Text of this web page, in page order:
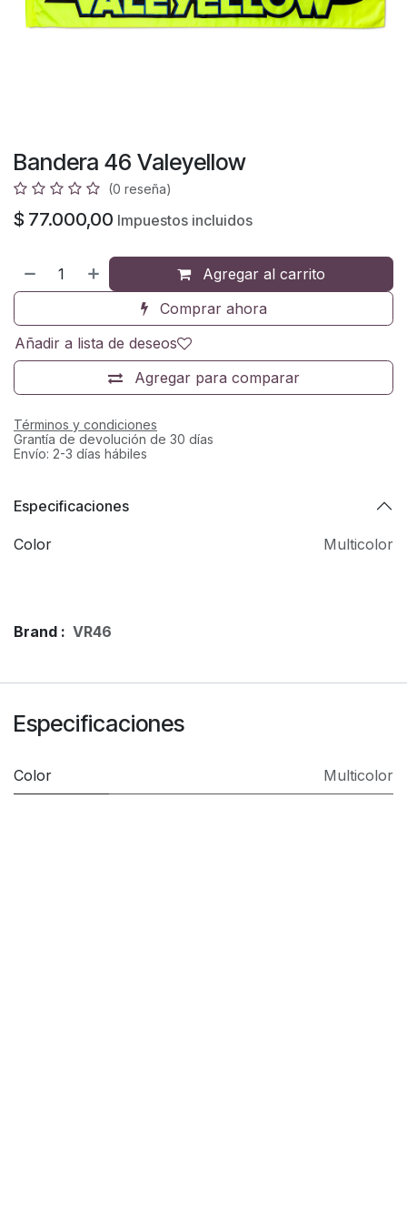
Bandera 46 Valeyellow
(0 reseña)
$ 77.000,00 Impuestos incluidos
Agregar al carrito
Comprar ahora
Agregar para comparar
Añadir a lista de deseos
Términos y condiciones
Grantía de devolución de 30 días
Envío: 2-3 días hábiles
Especificaciones
Color Multicolor
Brand : VR46
Especificaciones
Color Multicolor